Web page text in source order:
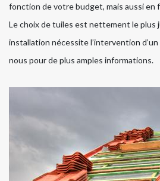
fonction de votre budget, mais aussi en
Le choix de tuiles est nettement le plus
installation nécessite l’intervention
nous pour de plus amples informations.